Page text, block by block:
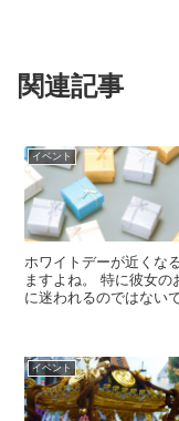
関連記事
イベント
ホワイトデーが近くなると、 どんな物をお返ししたら
ますよね。 特に彼女のお母さんからチョコを頂いた場合は、 お返し
に迷われるのではないでしょうか？ 大切な
イベント